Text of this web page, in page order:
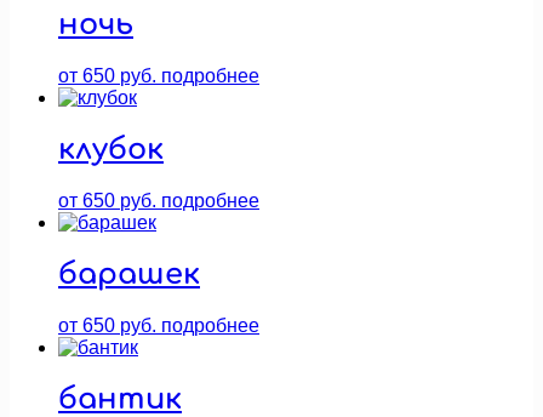
ночь
от 650 руб. подробнее
клубок
от 650 руб. подробнее
барашек
от 650 руб. подробнее
бантик